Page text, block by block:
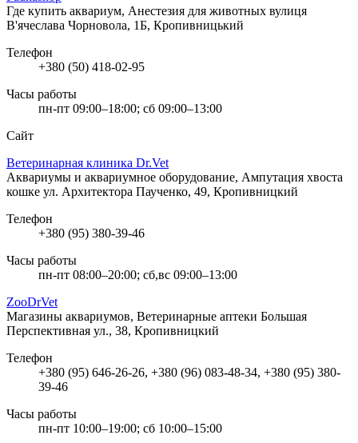
Где купить аквариум, Анестезия для животных вулиця
В'ячеслава Чорновола, 1Б, Кропивницький
Телефон
+380 (50) 418-02-95
Часы работы
пн-пт 09:00–18:00; сб 09:00–13:00
Сайт
Ветеринарная клиника Dr.Vet
Аквариумы и аквариумное оборудование, Ампутация хвоста
кошке ул. Архитектора Паученко, 49, Кропивницкий
Телефон
+380 (95) 380-39-46
Часы работы
пн-пт 08:00–20:00; сб,вс 09:00–13:00
ZooDrVet
Магазины аквариумов, Ветеринарные аптеки Большая
Перспективная ул., 38, Кропивницкий
Телефон
+380 (95) 646-26-26, +380 (96) 083-48-34, +380 (95) 380-
39-46
Часы работы
пн-пт 10:00–19:00; сб 10:00–15:00